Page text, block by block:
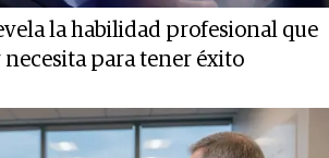
la habilidad profesional que
para tener éxito